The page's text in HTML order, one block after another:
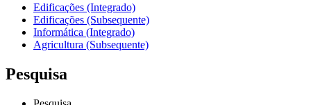
Edificações (Integrado)
Edificações (Subsequente)
Informática (Integrado)
Agricultura (Subsequente)
Pesquisa